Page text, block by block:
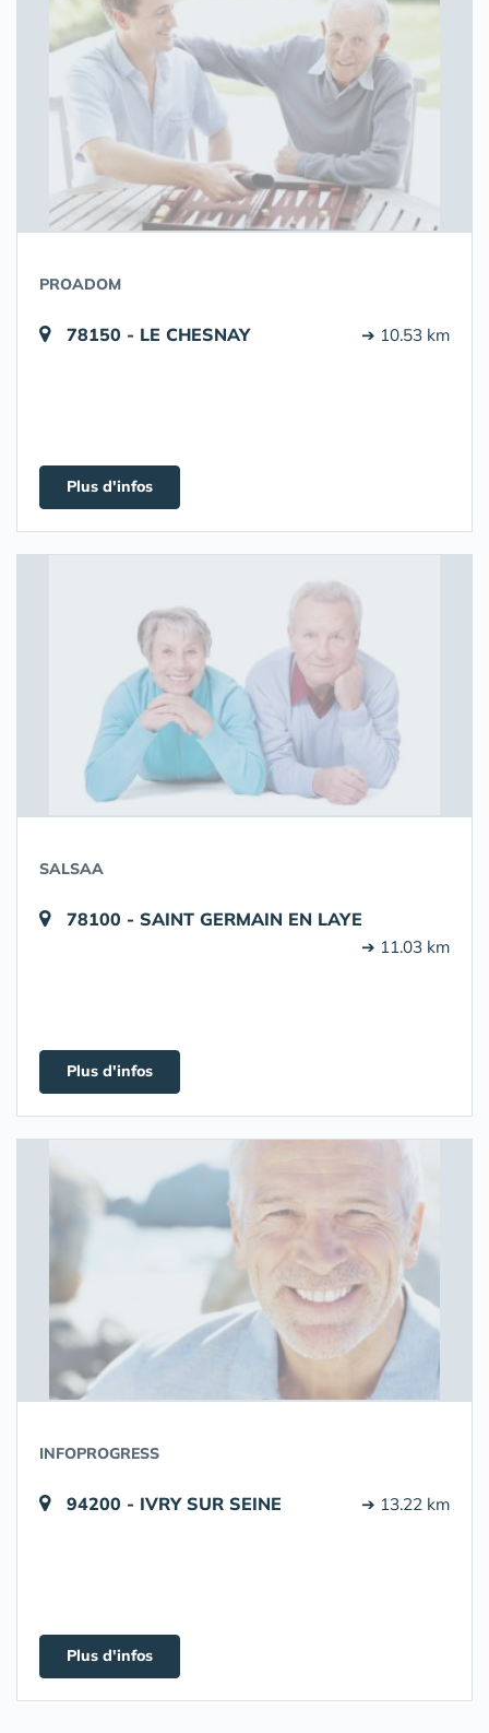
PROADOM
78150 - LE CHESNAY ➔ 10.53 km
Plus d'infos
SALSAA
78100 - SAINT GERMAIN EN LAYE
➔ 11.03 km
Plus d'infos
INFOPROGRESS
94200 - IVRY SUR SEINE ➔ 13.22 km
Plus d'infos